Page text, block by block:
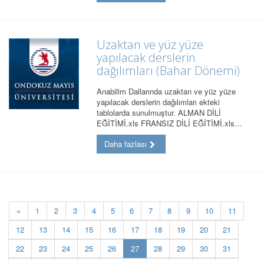
Uzaktan ve yüz yüze
yapılacak derslerin
dağılımları (Bahar Dönemi)
Anabilim Dallarında uzaktan ve yüz yüze
yapılacak derslerin dağılımları ekteki
tablolarda sunulmuştur. ALMAN DİLİ
EĞİTİMİ.xls FRANSIZ DİLİ EĞİTİMİ.xls…
Daha fazlası
« 1 2 3 4 5 6 7 8 9 10
11
12
13 14 15 16 17 18 19 20
21
22
23 24 25 26 27(current)
28 29 30
31